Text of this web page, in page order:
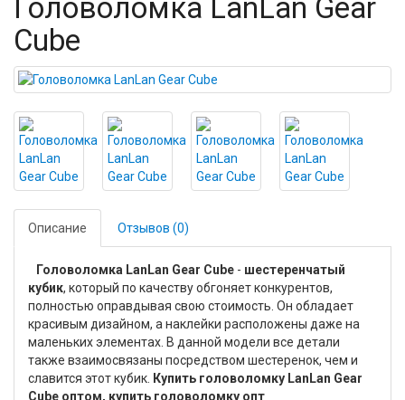
Головоломка LanLan Gear
Cube
Описание Отзывов (0)
Головоломка LanLan Gear Cube - шестеренчатый
кубик, который по качеству обгоняет конкурентов,
полностью оправдывая свою стоимость. Он обладает
красивым дизайном, а наклейки расположены даже на
маленьких элементах. В данной модели все детали
также взаимосвязаны посредством шестеренок, чем и
славится этот кубик. Купить головоломку LanLan Gear
Cube оптом, купить головоломку опт